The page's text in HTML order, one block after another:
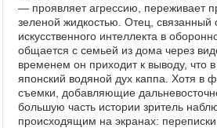
— проявляет агрессию, переживает
зеленой жидкостью. Отец, связанный
искусственного интеллекта в
общается с семьей из дома через
временем он приходит к выводу, что
японский водяной дух каппа. Хотя в
съемки, добавляющие
большую часть истории зритель
происходящим на экранах: